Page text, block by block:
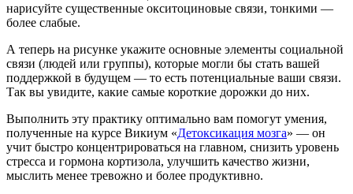
нарисуйте существенные окситоциновые связи, тонкими —
более слабые.
А теперь на рисунке укажите основные элементы социальной
связи (людей или группы), которые могли бы стать вашей
поддержкой в будущем — то есть потенциальные ваши связи.
Так вы увидите, какие самые короткие дорожки до них.
Выполнить эту практику оптимально вам помогут умения,
полученные на курсе Викиум «Детоксикация мозга» — он
учит быстро концентрироваться на главном, снизить уровень
стресса и гормона кортизола, улучшить качество жизни,
мыслить менее тревожно и более продуктивно.